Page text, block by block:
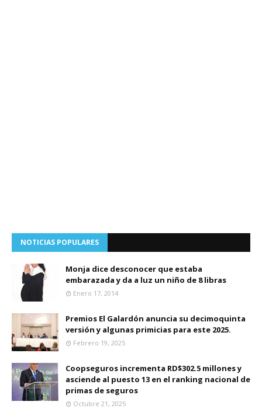
NOTICIAS POPULARES
Monja dice desconocer que estaba
embarazada y da a luz un niño de 8 libras
Enero 17, 2014
Premios El Galardón anuncia su decimoquinta
versión y algunas primicias para este 2025.
Febrero 19, 2025
Coopseguros incrementa RD$302.5 millones y
asciende al puesto 13 en el ranking nacional de
primas de seguros
Octubre 21, 2025